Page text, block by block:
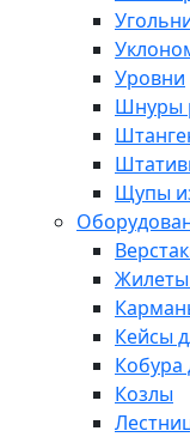
Уровни
Шнуры
Щупы
Жилеты
Кейсы
Кобура
Козлы